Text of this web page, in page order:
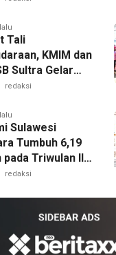
Tali
KMIM dan
Sultra Gelar
di Pantai
redaksi
Sulawesi
Tumbuh 6,19
Triwulan II-
Akomodasi
redaksi